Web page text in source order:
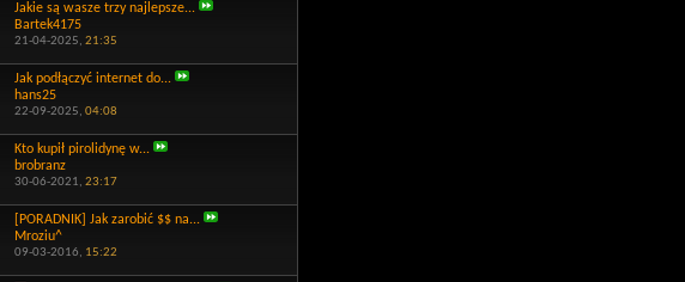
Jakie są wasze trzy najlepsze...
Bartek4175
21-04-2025, 21:35
Jak podłączyć internet do...
hans25
22-09-2025, 04:08
Kto kupił pirolidynę w...
brobranz
30-06-2021, 23:17
[PORADNIK] Jak zarobić $$ na...
Mroziu^
09-03-2016, 15:22